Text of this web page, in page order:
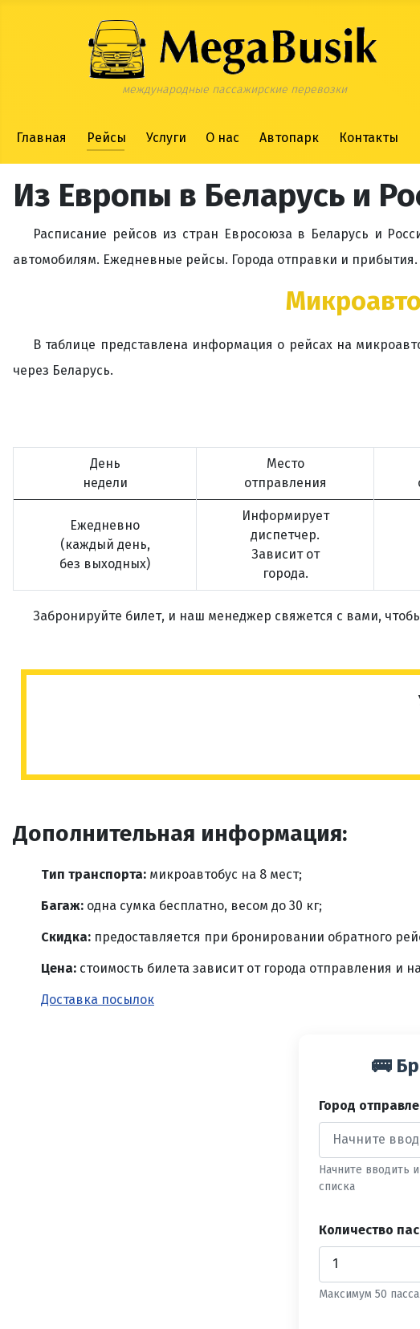
международные пассажирские перевозки
Главная Рейсы Услуги О нас Автопарк Контакты
Из Европы в Беларусь и
Расписание рейсов из стран Евросоюза в Беларусь и
автомобилям. Ежедневные рейсы. Города отправки и
В таблице представлена информация о рейсах на
через Беларусь.
День
недели
Место
отправления
Ежедневно
(каждый день,
без выходных)
Информирует
диспетчер.
Зависит от
города.
Забронируйте билет, и наш менеджер свяжется с вами,
Дополнительная информация:
Тип транспорта: микроавтобус на 8 мест;
Багаж: одна сумка бесплатно, весом до 30 кг;
Скидка: предоставляется при бронировании обратного
Цена: стоимость билета зависит от города отправления и
Доставка посылок
🚌
Город
Начните вводить
списка
Количество
Максимум 50